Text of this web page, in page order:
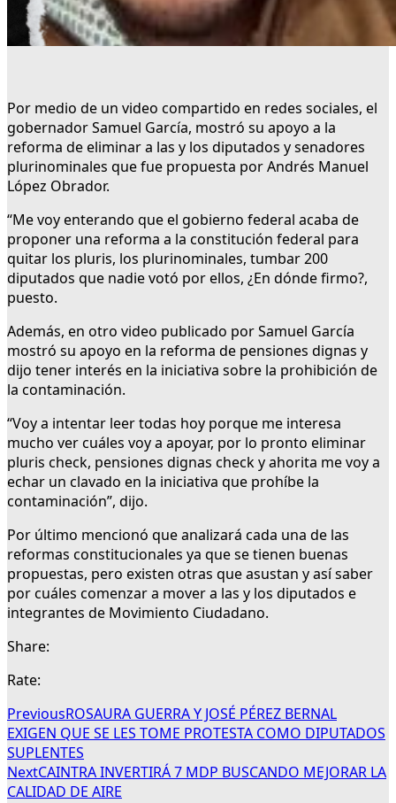
Por medio de un video compartido en redes sociales, el
gobernador Samuel García, mostró su apoyo a la
reforma de eliminar a las y los diputados y senadores
plurinominales que fue propuesta por Andrés Manuel
López Obrador.
“Me voy enterando que el gobierno federal acaba de
proponer una reforma a la constitución federal para
quitar los pluris, los plurinominales, tumbar 200
diputados que nadie votó por ellos, ¿En dónde firmo?,
puesto.
Además, en otro video publicado por Samuel García
mostró su apoyo en la reforma de pensiones dignas y
dijo tener interés en la iniciativa sobre la prohibición de
la contaminación.
“Voy a intentar leer todas hoy porque me interesa
mucho ver cuáles voy a apoyar, por lo pronto eliminar
pluris check, pensiones dignas check y ahorita me voy a
echar un clavado en la iniciativa que prohíbe la
contaminación”, dijo.
Por último mencionó que analizará cada una de las
reformas constitucionales ya que se tienen buenas
propuestas, pero existen otras que asustan y así saber
por cuáles comenzar a mover a las y los diputados e
integrantes de Movimiento Ciudadano.
Share:
Rate:
PreviousROSAURA GUERRA Y JOSÉ PÉREZ BERNAL
EXIGEN QUE SE LES TOME PROTESTA COMO DIPUTADOS
SUPLENTES
NextCAINTRA INVERTIRÁ 7 MDP BUSCANDO MEJORAR LA
CALIDAD DE AIRE